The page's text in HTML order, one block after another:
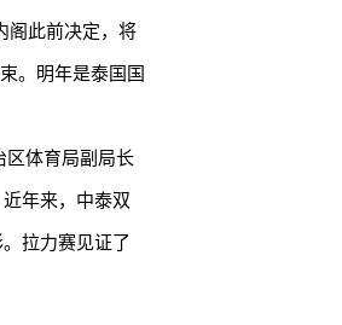
此前决定，将
。明年是泰国国
体育局副局长
年来，中泰双
拉力赛见证了